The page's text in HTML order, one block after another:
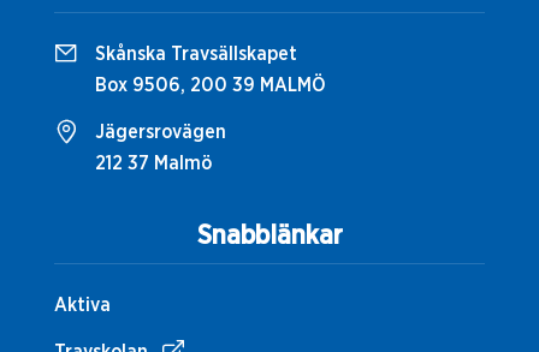
Snabblänkar
Aktiva
Skånska Travsällskapet
Box 9506, 200 39 MALMÖ
Jägersrovägen
212 37 Malmö